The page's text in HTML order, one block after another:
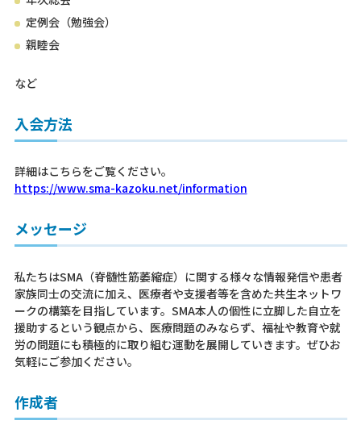
定例会（勉強会）
親睦会
など
入会方法
詳細はこちらをご覧ください。
https://www.sma-kazoku.net/information
メッセージ
私たちはSMA（脊髄性筋萎縮症）に関する様々な情報発信や患者
家族同士の交流に加え、医療者や支援者等を含めた共生ネットワ
ークの構築を目指しています。SMA本人の個性に立脚した自立を
援助するという観点から、医療問題のみならず、福祉や教育や就
労の問題にも積極的に取り組む運動を展開していきます。ぜひお
気軽にご参加ください。
作成者